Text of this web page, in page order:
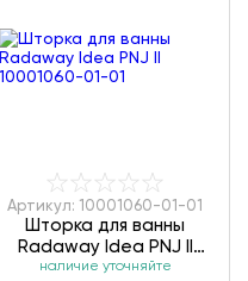
Артикул: 10001060-01-01
Шторка для ванны
Radaway Idea PNJ II
10001060-01-01
наличие уточняйте